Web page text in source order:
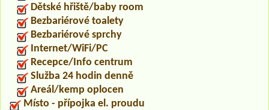
Dětské hřiště/baby room
Bezbariérové toalety
Bezbariérové sprchy
Internet/WiFi/PC
Recepce/Info centrum
Služba 24 hodin denně
Areál/kemp oplocen
Místo - přípojka el. proudu